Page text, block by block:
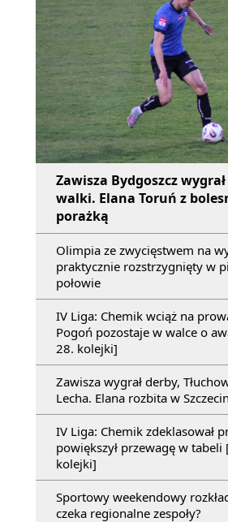
Zawisza Bydgoszcz
walki. Elana Toruń z
porażką
Olimpia ze zwycięstwem na
praktycznie rozstrzygnięty w
połowie
IV Liga: Chemik wciąż na
Pogoń pozostaje w walce o
28. kolejki]
Zawisza wygrał derby,
Lecha. Elana rozbita w
IV Liga: Chemik zdeklasował
powiększył przewagę w
kolejki]
Sportowy weekendowy
czeka regionalne zespoły?